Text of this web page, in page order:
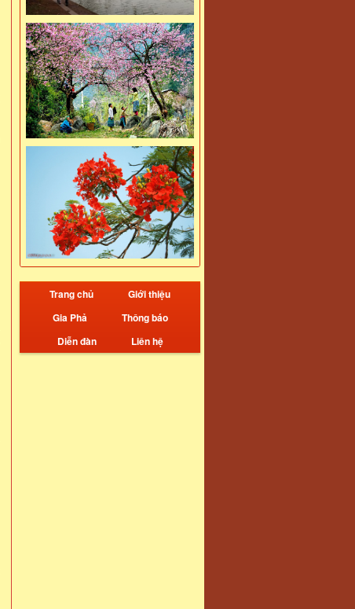
Trang chủ
Giới thiệu
Gia Phả
Thông báo
Diễn đàn
Liên hệ